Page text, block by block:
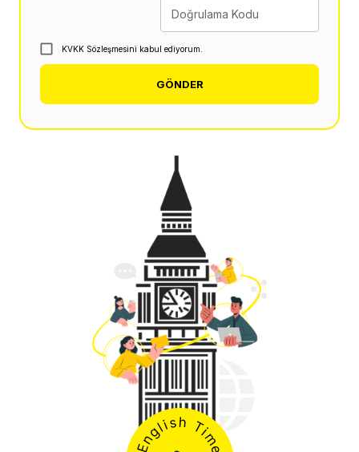
Doğrulama Kodu
KVKK Sözleşmesini kabul ediyorum.
GÖNDER